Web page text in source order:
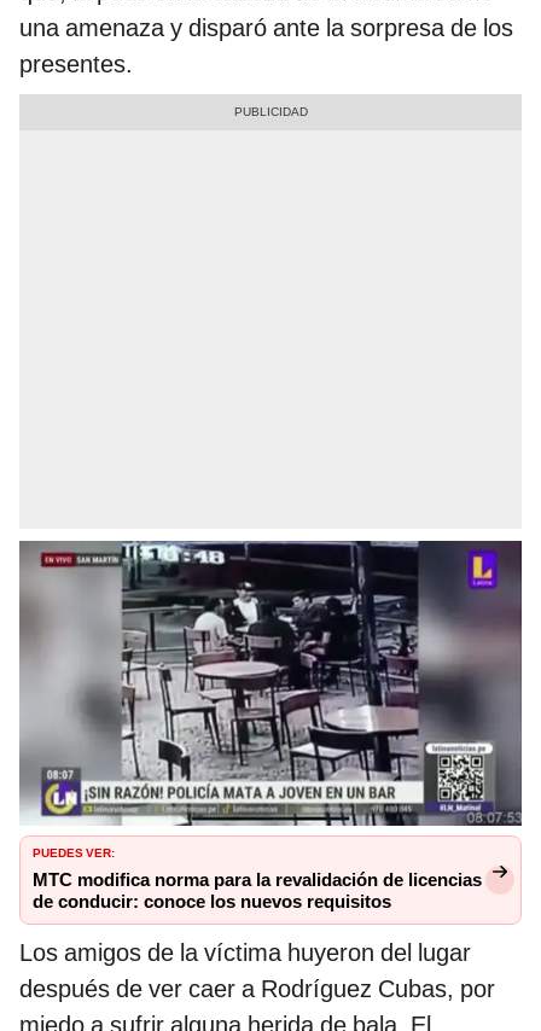
una amenaza y disparó ante la sorpresa de los
presentes.
PUEDES VER:
MTC modifica norma para la revalidación de licencias
de conducir: conoce los nuevos requisitos
Los amigos de la víctima huyeron del lugar
después de ver caer a Rodríguez Cubas, por
miedo a sufrir alguna herida de bala. El